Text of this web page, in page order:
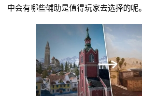
中会有哪些辅助是值得玩家去选择的呢。